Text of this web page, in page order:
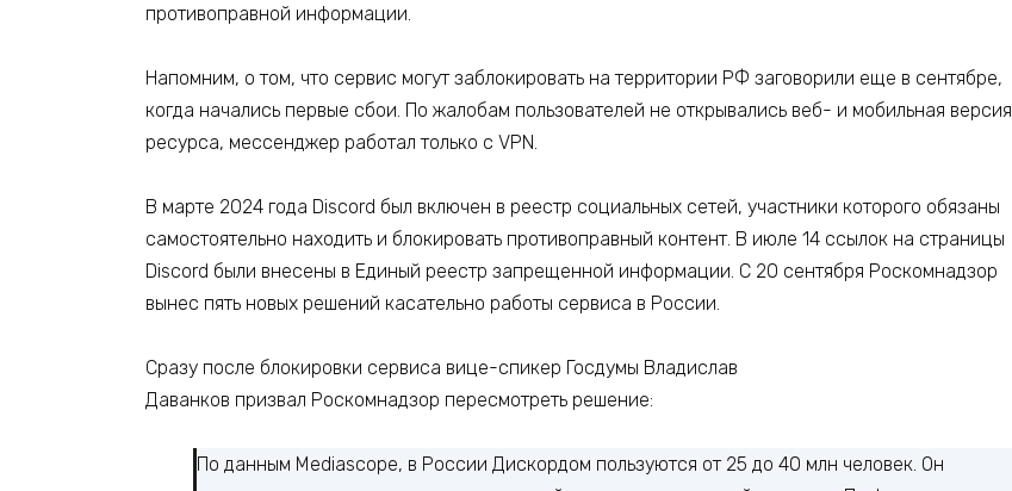
противоправной информации.
Напомним, о том, что сервис могут заблокировать на территории РФ заговорили еще в сентябре,
когда начались первые сбои. По жалобам пользователей не открывались веб- и мобильная версия
ресурса, меccенджер работал только с VPN.
В марте 2024 года Discord был включен в реестр социальных сетей, участники которого обязаны
самостоятельно находить и блокировать противоправный контент. В июле 14 ссылок на страницы
Discord были внесены в Единый реестр запрещенной информации. C 20 сентября Роскомнадзор
вынес пять новых решений касательно работы сервиса в России.
Сразу после блокировки сервиса вице-спикер Госдумы Владислав
Даванков призвал Роскомнадзор пересмотреть решение:
По данным Mediascope, в России Дискордом пользуются от 25 до 40 млн человек. Он